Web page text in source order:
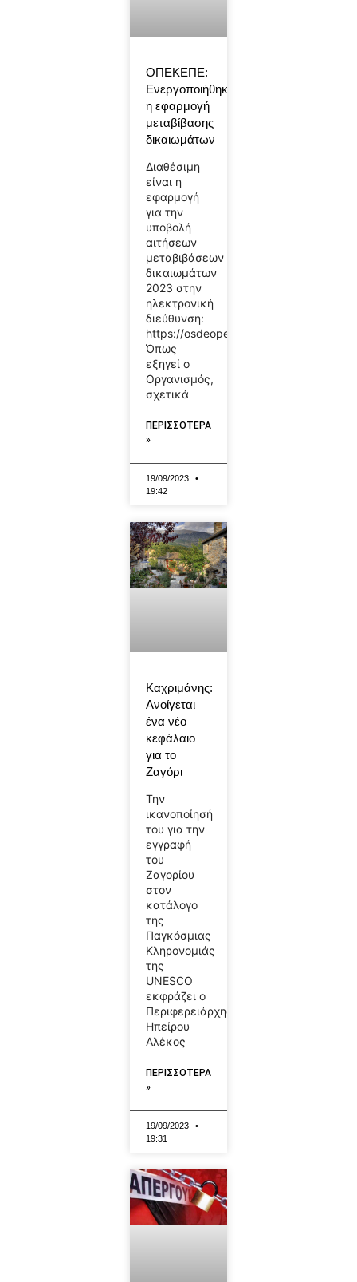
ΟΠΕΚΕΠΕ:
Ενεργοποιήθηκε
η εφαρμογή
μεταβίβασης
δικαιωμάτων
Διαθέσιμη
είναι η
εφαρμογή
για την
υποβολή
αιτήσεων
μεταβιβάσεων
δικαιωμάτων
2023 στην
ηλεκτρονική
διεύθυνση:
https://osdeopekepe.dikaiomata.gr/
Όπως
εξηγεί ο
Οργανισμός,
σχετικά
ΠΕΡΙΣΣΟΤΕΡΑ
»
19/09/2023
19:42
Καχριμάνης:
Ανοίγεται
ένα νέο
κεφάλαιο
για το
Ζαγόρι
Την
ικανοποίησή
του για την
εγγραφή
του
Ζαγορίου
στον
κατάλογο
της
Παγκόσμιας
Κληρονομιάς
της
UNESCO
εκφράζει ο
Περιφερειάρχης
Ηπείρου
Αλέκος
ΠΕΡΙΣΣΟΤΕΡΑ
»
19/09/2023
19:31